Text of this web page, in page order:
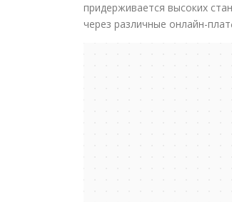
придерживается высоких
через различные онлайн-